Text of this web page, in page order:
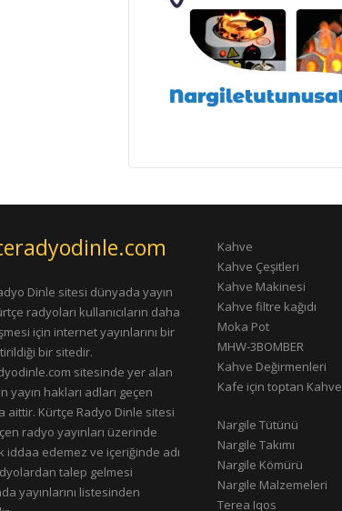
Dinle sitesi dünyada yayın
radyoları kullanıcıların daha
için internet yayınlarını bir
bir sitedir.
sitesinde yer alan
yayın hakları adları geçen
aittir. Kürtçe Radyo Dinle sitesi
radyo yayınları üzerinde
iddaa edemez ve içeriğinde adı
talep gelmesi
yayınlarını listesinden
Kahve
Kahve Çeşitleri
Kahve Makinesi
Kahve filtre kağıdı
Moka Pot
MHW-3BOMBER
Kahve Değirmenleri
Kafe için toptan Kahve
Nargile Tütünü
Nargile Takımı
Nargile Kömürü
Nargile Malzemeleri
Terea Iqos